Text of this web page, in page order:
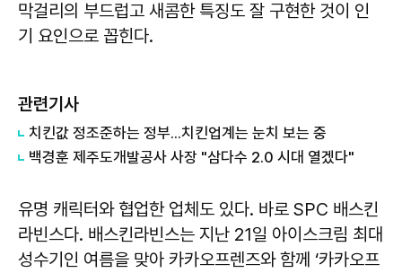
막걸리의 부드럽고 새콤한 특징도 잘 구현한 것이 인
기 요인으로 꼽힌다.
관련기사
치킨값 정조준하는 정부...치킨업계는 눈치 보는 중
백경훈 제주도개발공사 사장 "삼다수 2.0 시대 열겠다"
유명 캐릭터와 협업한 업체도 있다. 바로 SPC 배스킨
라빈스다. 배스킨라빈스는 지난 21일 아이스크림 최대
성수기인 여름을 맞아 카카오프렌즈와 함께 ‘카카오프